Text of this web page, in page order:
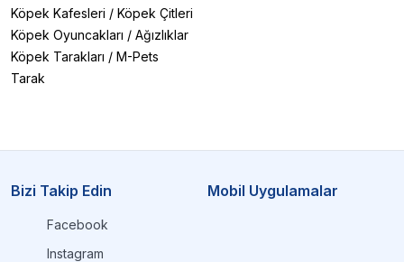
Köpek Kafesleri / Köpek Çitleri
Köpek Oyuncakları / Ağızlıklar
Köpek Tarakları / M-Pets
Tarak
Bizi Takip Edin
Facebook
Instagram
Mobil Uygulamalar